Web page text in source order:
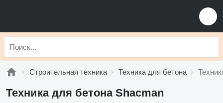
Строительная техника Техника для бетона
Техника для бетона Shacman